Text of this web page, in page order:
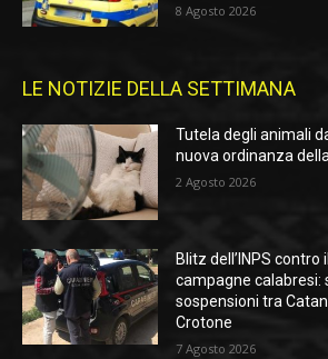
8 Agosto 2026
LE NOTIZIE DELLA SETTIMANA
Tutela degli animali
nuova ordinanza
2 Agosto 2026
Blitz dell’INPS
campagne calabresi:
sospensioni tra
Crotone
7 Agosto 2026